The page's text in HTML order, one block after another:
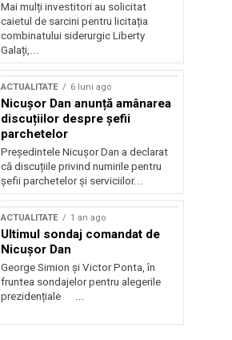
Mai mulți investitori au solicitat
caietul de sarcini pentru licitația
combinatului siderurgic Liberty
Galați,...
ACTUALITATE 6 luni ago
Nicușor Dan anunță amânarea
discuțiilor despre șefii
parchetelor
Președintele Nicușor Dan a declarat
că discuțiile privind numirile pentru
șefii parchetelor și serviciilor...
ACTUALITATE 1 an ago
Ultimul sondaj comandat de
Nicușor Dan
George Simion și Victor Ponta, în
fruntea sondajelor pentru alegerile
prezidențiale ...